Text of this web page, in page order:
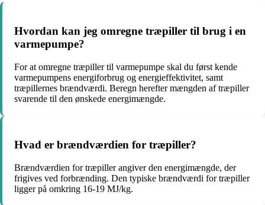
Hvordan kan jeg omregne træpiller til brug i en
varmepumpe?
For at omregne træpiller til varmepumpe skal du først kende
varmepumpens energiforbrug og energieffektivitet, samt
træpillernes brændværdi. Beregn herefter mængden af træpiller
svarende til den ønskede energimængde.
Hvad er brændværdien for træpiller?
Brændværdien for træpiller angiver den energimængde, der
frigives ved forbrænding. Den typiske brændværdi for træpiller
ligger på omkring 16-19 MJ/kg.